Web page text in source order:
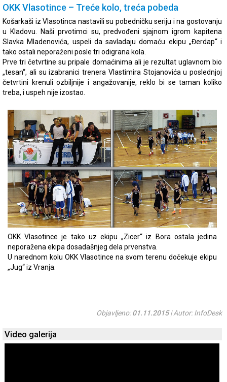
OKK Vlasotince – Treće kolo, treća pobeda
Košarkaši iz Vlasotinca nastavili su pobedničku seriju i na gostovanju
u Kladovu. Naši prvotimci su, predvođeni sjajnom igrom kapitena
Slavka Mladenovića, uspeli da savladaju domaću ekipu „Đerdap“ i
tako ostali neporaženi posle tri odigrana kola.
Prve tri četvrtine su pripale domaćinima ali je rezultat uglavnom bio
„tesan“, ali su izabranici trenera Vlastimira Stojanovića u poslednjoj
četvrtini krenuli ozbiljnije i angažovanije, reklo bi se taman koliko
treba, i uspeh nije izostao.
OKK Vlasotince je tako uz ekipu „Zicer“ iz Bora ostala jedina
neporažena ekipa dosadašnjeg dela prvenstva.
U narednom kolu OKK Vlasotince na svom terenu dočekuje ekipu
„Jug“ iz Vranja.
Objavljeno:01.11.2015| Autor: InfoDesk
Video galerija